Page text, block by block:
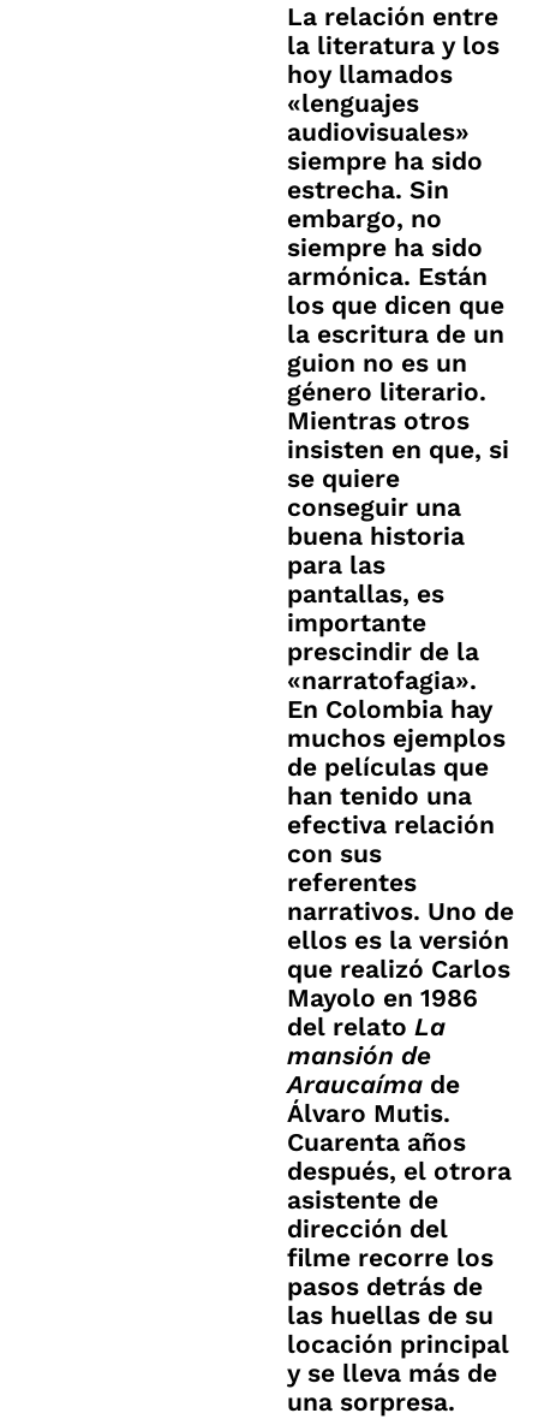
La relación entre
la literatura y los
hoy llamados
«lenguajes
audiovisuales»
siempre ha sido
estrecha. Sin
embargo, no
siempre ha sido
armónica. Están
los que dicen que
la escritura de un
guion no es un
género literario.
Mientras otros
insisten en que, si
se quiere
conseguir una
buena historia
para las
pantallas, es
importante
prescindir de la
«narratofagia».
En Colombia hay
muchos ejemplos
de películas que
han tenido una
efectiva relación
con sus
referentes
narrativos. Uno de
ellos es la versión
que realizó Carlos
Mayolo en 1986
del relato La
mansión de
Araucaímade
Álvaro Mutis.
Cuarenta años
después, el otrora
asistente de
dirección del
filme recorre los
pasos detrás de
las huellas de su
locación principal
y se lleva más de
una sorpresa.